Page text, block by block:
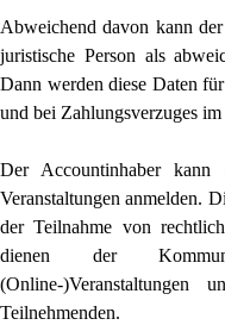
Abweichend davon kann
juristische Person als
Dann werden diese Daten
und bei Zahlungsverzuges
Der Accountinhaber kann
Veranstaltungen anmelden.
der Teilnahme von
dienen der
(Online-)Veranstaltungen
Teilnehmenden.